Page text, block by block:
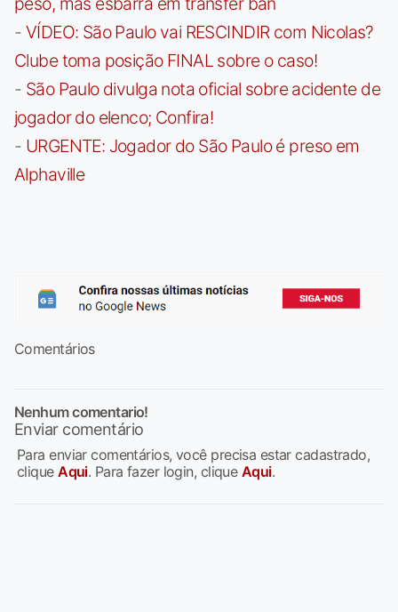
- VÍDEO: São Paulo vai RESCINDIR com Nicolas?
Clube toma posição FINAL sobre o caso!
- São Paulo divulga nota oficial sobre acidente de
jogador do elenco; Confira!
- URGENTE: Jogador do São Paulo é preso em
Alphaville
Comentários
Nenhum comentario!
Enviar comentário
Para enviar comentários, você precisa estar cadastrado,
cliqueAqui. Para fazer login, clique Aqui.